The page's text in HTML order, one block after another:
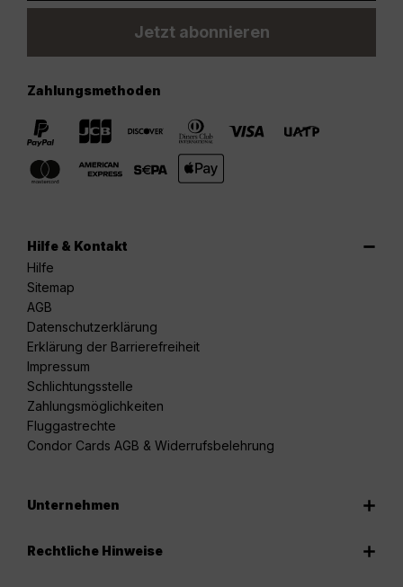
Jetzt abonnieren
Zahlungsmethoden
Hilfe & Kontakt
Hilfe
Sitemap
AGB
Datenschutzerklärung
Erklärung der Barrierefreiheit
Impressum
Schlichtungsstelle
Zahlungsmöglichkeiten
Fluggastrechte
Condor Cards AGB & Widerrufsbelehrung
Unternehmen
Rechtliche Hinweise